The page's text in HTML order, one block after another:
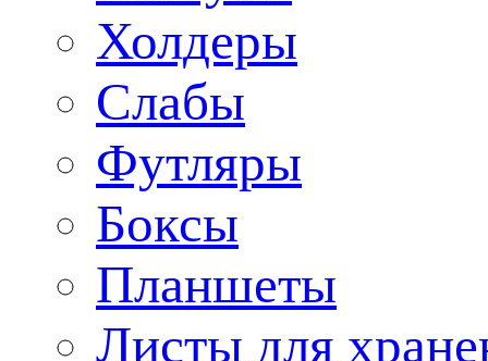
Холдеры
Слабы
Футляры
Боксы
Планшеты
Листы для